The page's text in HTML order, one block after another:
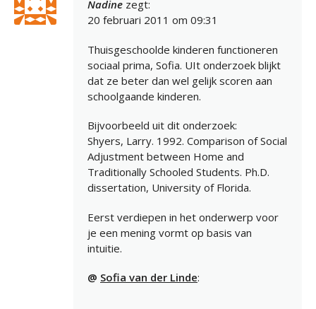
Nadine zegt:
20 februari 2011 om 09:31
Thuisgeschoolde kinderen functioneren
sociaal prima, Sofia. UIt onderzoek blijkt
dat ze beter dan wel gelijk scoren aan
schoolgaande kinderen.
Bijvoorbeeld uit dit onderzoek:
Shyers, Larry. 1992. Comparison of Social
Adjustment between Home and
Traditionally Schooled Students. Ph.D.
dissertation, University of Florida.
Eerst verdiepen in het onderwerp voor
je een mening vormt op basis van
intuitie.
@ Sofia van der Linde: